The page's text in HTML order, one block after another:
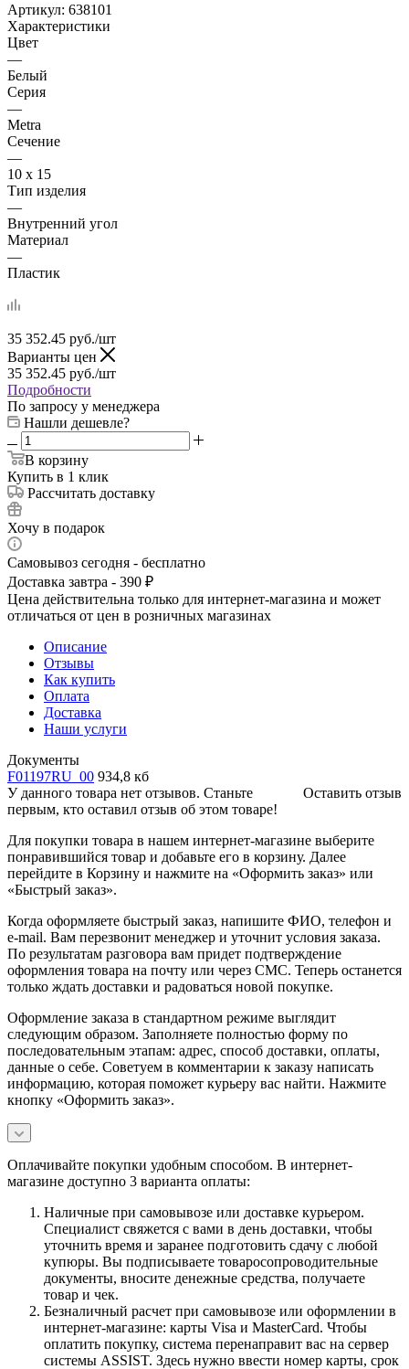
Артикул: 638101
Характеристики
Цвет
—
Белый
Серия
—
Metra
Сечение
—
10 х 15
Тип изделия
—
Внутренний угол
Материал
—
Пластик
35 352.45 руб./шт
Варианты цен
35 352.45 руб./шт
Подробности
По запросу у менеджера
Нашли дешевле?
В корзину
Купить в 1 клик
Рассчитать доставку
Хочу в подарок
Самовывоз сегодня - бесплатно
Доставка завтра - 390 ₽
Цена действительна только для интернет-магазина и может
отличаться от цен в розничных магазинах
Описание
Отзывы
Как купить
Оплата
Доставка
Наши услуги
Документы
F01197RU_00 934,8 кб
Оставить отзыв
У данного товара нет отзывов. Станьте
первым, кто оставил отзыв об этом товаре!
Для покупки товара в нашем интернет-магазине выберите
понравившийся товар и добавьте его в корзину. Далее
перейдите в Корзину и нажмите на «Оформить заказ» или
«Быстрый заказ».
Когда оформляете быстрый заказ, напишите ФИО, телефон и
e-mail. Вам перезвонит менеджер и уточнит условия заказа.
По результатам разговора вам придет подтверждение
оформления товара на почту или через СМС. Теперь останется
только ждать доставки и радоваться новой покупке.
Оформление заказа в стандартном режиме выглядит
следующим образом. Заполняете полностью форму по
последовательным этапам: адрес, способ доставки, оплаты,
данные о себе. Советуем в комментарии к заказу написать
информацию, которая поможет курьеру вас найти. Нажмите
кнопку «Оформить заказ».
Оплачивайте покупки удобным способом. В интернет-
магазине доступно 3 варианта оплаты:
Наличные при самовывозе или доставке курьером.
Специалист свяжется с вами в день доставки, чтобы
уточнить время и заранее подготовить сдачу с любой
купюры. Вы подписываете товаросопроводительные
документы, вносите денежные средства, получаете
товар и чек.
Безналичный расчет при самовывозе или оформлении в
интернет-магазине: карты Visa и MasterCard. Чтобы
оплатить покупку, система перенаправит вас на сервер
системы ASSIST. Здесь нужно ввести номер карты, срок